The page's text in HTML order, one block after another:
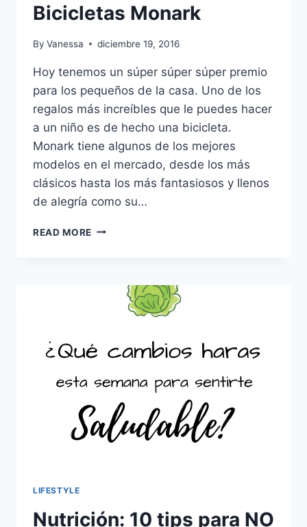
Bicicletas Monark
By Vanessa diciembre 19, 2016
Hoy tenemos un súper súper súper premio
para los pequeños de la casa. Uno de los
regalos más increíbles que le puedes hacer
a un niño es de hecho una bicicleta.
Monark tiene algunos de los mejores
modelos en el mercado, desde los más
clásicos hasta los más fantasiosos y llenos
de alegría como su…
READ MORE NAVIDAD
CONCURSO
EXPRESS
BICICLETAS
MONARK
LIFESTYLE
Nutrición: 10 tips para NO